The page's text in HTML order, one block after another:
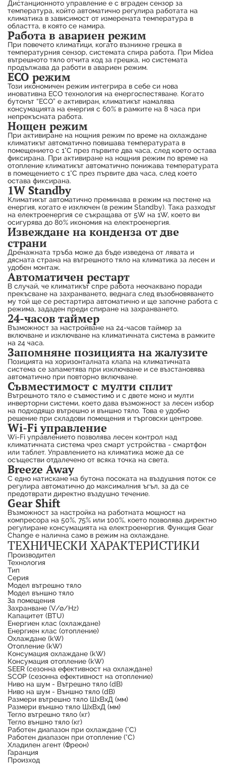
Дистанционното управление е с вграден сензор за
температура, който автоматично регулира работата на
климатика в зависимост от измерената температура в
областта, в която се намира.
Работа в авариен режим
При повечето климатици, когато възникне грешка в
температурния сензор, системата спира работа. При Midea
вътрешното тяло отчита код за грешка, но системата
продължава да работи в авариен режим.
ECO режим
Този икономичен режим интегрира в себе си нова
иновативна ECO технология на енергоспестяване. Когато
бутонът “ECO” е активиран, климатикът намалява
консумацията на енергия с 60% в рамките на 8 часа при
непрекъсната работа.
Нощен режим
При активиране на нощния режим по време на охлаждане
климатикът автоматично повишава температурата в
помещението с 1°C през първите два часа, след което остава
фиксирана. При активиране на нощния режим по време на
отопление климатикът автоматично понижава температурата
в помещението с 1°C през първите два часа, след което
остава фиксирана.
1W Standby
Климатикът автоматично преминава в режим на пестене на
енергия, когато е изключен (в режим Standby). Така разходът
на електроенергия се съкращава от 5W на 1W, което ви
осигурява до 80% икономия на електроенергия.
Извеждане на конденза от две
страни
Дренажната тръба може да бъде изведена от лявата и
дясната страна на вътрешното тяло на климатика за лесен и
удобен монтаж.
Автоматичен рестарт
В случай, че климатикът спре работа неочаквано поради
прекъсване на захранването, веднага след възобновяването
му той ще се рестартира автоматично и ще започне работа с
режима, зададен преди спиране на захранването.
24-часов таймер
Възможност за настройване на 24-часов таймер за
включване и изключване на климатичната система в рамките
на 24 часа.
Запомняне позицията на жалузите
Позицията на хоризонталната клапа на климатичната
система се запаметява при изключване и се възстановява
автоматично при повторно включване.
Съвместимост с мулти сплит
Вътрешното тяло е съвместимо и с двете моно и мулти
инверторни системи, което дава възможност за лесен избор
на подходящо вътрешно и външно тяло. Това е удобно
решение при складови помещения и търговски центрове.
Wi-Fi управление
Wi-Fi управлението позволява лесен контрол над
климатичната система чрез смарт устройства - смартфон
или таблет. Управлението на климатика може да се
осъществи отдалечено от всяка точка на света.
Breeze Away
С едно натискане на бутона посоката на въздушния поток се
регулира автоматично до максималния ъгъл, за да се
предотврати директно въздушно течение.
Gear Shift
Възможност за настройка на работната мощност на
компресора на 50%, 75% или 100%, което позволява директно
регулиране консумацията на електроенергия. Функция Gear
Change е налична само в режим на охлаждане.
ТЕХНИЧЕСКИ ХАРАКТЕРИСТИКИ
Производител
Технология
Тип
Серия
Модел вътрешно тяло
Модел външно тяло
За помещения
Захранване (V/ø/Hz)
Капацитет (BTU)
Енергиен клас (охлаждане)
Енергиен клас (отопление)
Охлаждане (kW)
Отопление (kW)
Консумация охлаждане (kW)
Консумация отопление (kW)
SEER (сезонна ефективност на охлаждане)
SCOP (сезонна ефективност на отопление)
Ниво на шум - Вътрешно тяло (dB)
Ниво на шум - Външно тяло (dB)
Размери вътрешно тяло ШxВxД (мм)
Размери външно тяло ШxВxД (мм)
Тегло вътрешно тяло (кг)
Тегло външно тяло (кг)
Работен диапазон при охлаждане (°C)
Работен диапазон при отопление (°C)
Хладилен агент (Фреон)
Гаранция
Произход